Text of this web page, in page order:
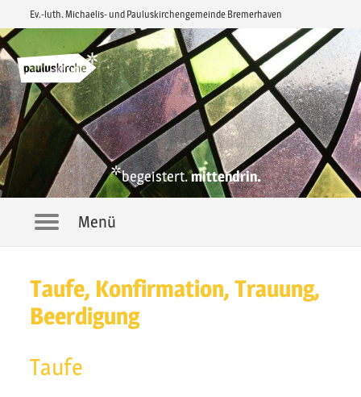
Ev.-luth. Michaelis- und Pauluskirchengemeinde Bremerhaven
*begeistert.mittendrin.
NavigationMenü
Taufe, Konfirmation, Trauung,
Beerdigung
Taufe